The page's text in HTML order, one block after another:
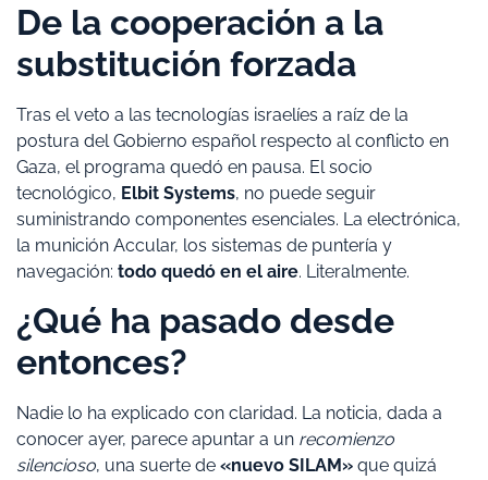
De la cooperación a la
substitución forzada
Tras el veto a las tecnologías israelíes a raíz de la
postura del Gobierno español respecto al conflicto en
Gaza, el programa quedó en pausa. El socio
tecnológico, Elbit Systems, no puede seguir
suministrando componentes esenciales. La electrónica,
la munición Accular, los sistemas de puntería y
navegación: todo quedó en el aire. Literalmente.
¿Qué ha pasado desde
entonces?
Nadie lo ha explicado con claridad. La noticia, dada a
conocer ayer, parece apuntar a un recomienzo
silencioso, una suerte de «nuevo SILAM» que quizá